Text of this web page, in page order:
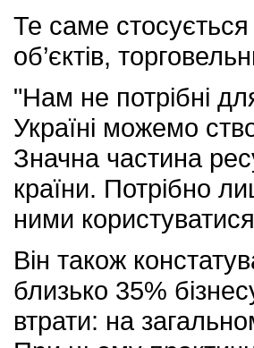
Те саме
об’єктів,
"Нам не потрібні
Україні можемо
Значна частина
країни. Потрібно
ними
Він також
близько 35%
втрати: на